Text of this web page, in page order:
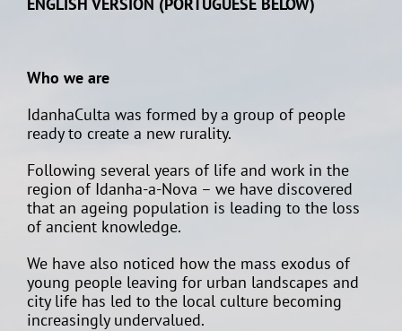
Who we are
IdanhaCulta was formed by a group of people
ready to create a new rurality.
Following several years of life and work in the
region of Idanha-a-Nova – we have discovered
that an ageing population is leading to the loss
of ancient knowledge.
We have also noticed how the mass exodus of
young people leaving for urban landscapes and
city life has led to the local culture becoming
increasingly undervalued.